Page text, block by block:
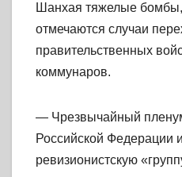
Шанхая тяжелые
отмечаются случаи
правительственных
коммунаров.
— Чрезвычайный
Российской Федерации
ревизионистскую